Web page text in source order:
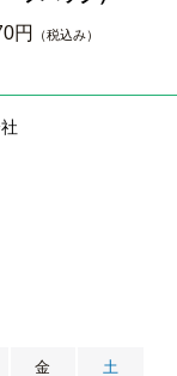
円
（税込み）
金 土